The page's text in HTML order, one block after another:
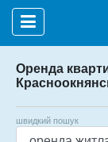
Оренда
швидкий пошук